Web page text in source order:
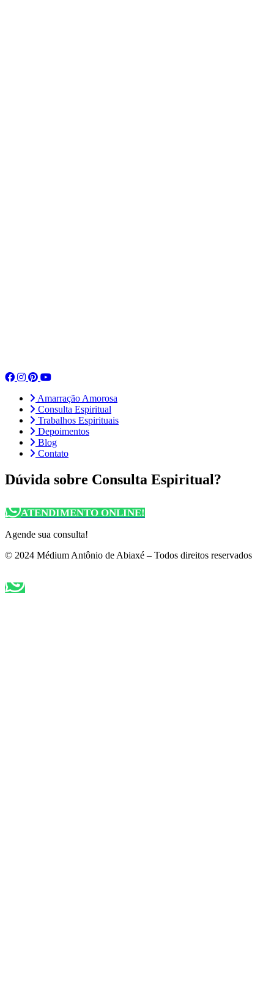
Amarração Amorosa
Consulta Espiritual
Trabalhos Espirituais
Depoimentos
Blog
Contato
Dúvida sobre Consulta Espiritual?
ATENDIMENTO ONLINE!
Agende sua consulta!
© 2024 Médium Antônio de Abiaxé – Todos direitos reservados